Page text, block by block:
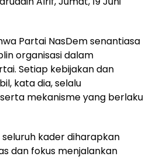
Partai NasDem senantiasa
organisasi dalam
Setiap kebijakan dan
kata dia, selalu
mekanisme yang berlaku
kader diharapkan
dan fokus menjalankan